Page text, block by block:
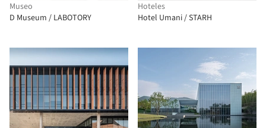
Museo
D Museum / LABOTORY
Hoteles
Hotel Umani / STARH